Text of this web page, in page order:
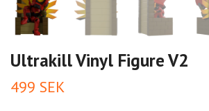
Ultrakill Vinyl Figure V2
499 SEK